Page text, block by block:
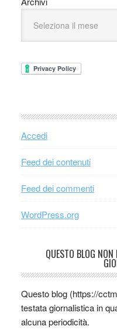
Accedi
Feed dei contenuti
Feed dei commenti
WordPress.org
QUESTO BLOG
Questo blog (https://
testata giornalistica in
alcuna periodicità.